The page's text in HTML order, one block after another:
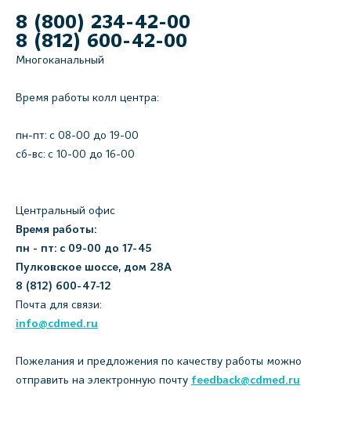
8 (800) 234-42-00
8 (812) 600-42-00
Многоканальный
Время работы колл центра:
пн-пт: c 08-00 до 19-00
сб-вс: с 10-00 до 16-00
Центральный офис
Время работы:
пн - пт: с 09-00 до 17-45
Пулковское шоссе, дом 28А
8 (812) 600-47-12
Почта для связи:
info@cdmed.ru
Пожелания и предложения по качеству работы можно
отправить на электронную почту feedback@cdmed.ru